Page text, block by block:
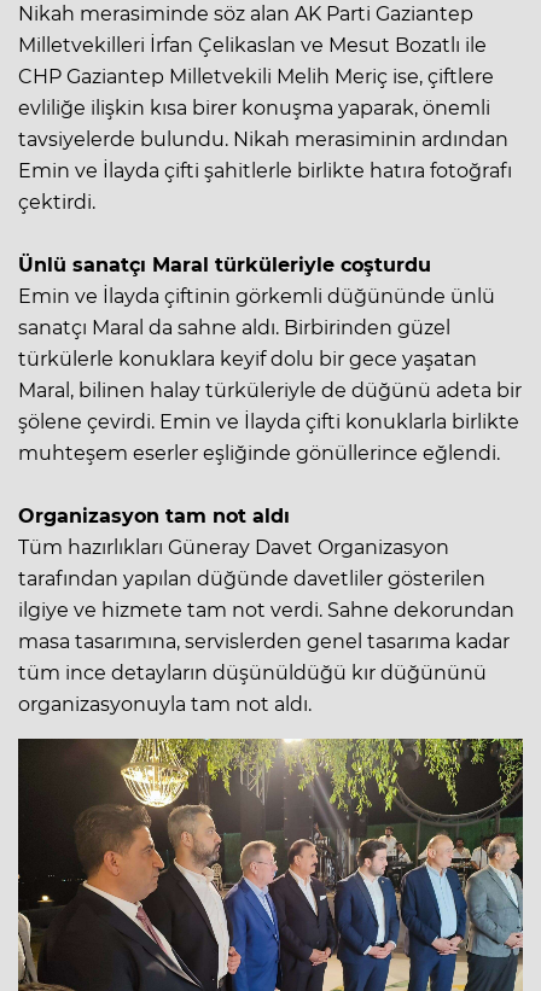
Nikah merasiminde söz alan AK Parti Gaziantep
Milletvekilleri İrfan Çelikaslan ve Mesut Bozatlı ile
CHP Gaziantep Milletvekili Melih Meriç ise, çiftlere
evliliğe ilişkin kısa birer konuşma yaparak, önemli
tavsiyelerde bulundu. Nikah merasiminin ardından
Emin ve İlayda çifti şahitlerle birlikte hatıra fotoğrafı
çektirdi.
Ünlü sanatçı Maral türküleriyle coşturdu
Emin ve İlayda çiftinin görkemli düğününde ünlü
sanatçı Maral da sahne aldı. Birbirinden güzel
türkülerle konuklara keyif dolu bir gece yaşatan
Maral, bilinen halay türküleriyle de düğünü adeta bir
şölene çevirdi. Emin ve İlayda çifti konuklarla birlikte
muhteşem eserler eşliğinde gönüllerince eğlendi.
Organizasyon tam not aldı
Tüm hazırlıkları Güneray Davet Organizasyon
tarafından yapılan düğünde davetliler gösterilen
ilgiye ve hizmete tam not verdi. Sahne dekorundan
masa tasarımına, servislerden genel tasarıma kadar
tüm ince detayların düşünüldüğü kır düğününü
organizasyonuyla tam not aldı.